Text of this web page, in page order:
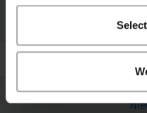
© Copyright 2026